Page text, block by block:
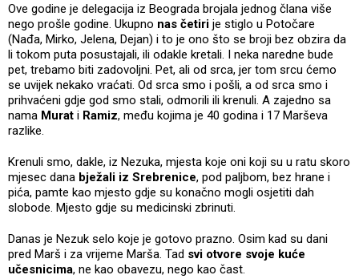
Ove godine je delegacija iz Beograda brojala jednog člana više
nego prošle godine. Ukupno nas četiri je stiglo u Potočare
(Nađa, Mirko, Jelena, Dejan) i to je ono što se broji bez obzira da
li tokom puta posustajali, ili odakle kretali. I neka naredne bude
pet, trebamo biti zadovoljni. Pet, ali od srca, jer tom srcu ćemo
se uvijek nekako vraćati. Od srca smo i pošli, a od srca smo i
prihvaćeni gdje god smo stali, odmorili ili krenuli. A zajedno sa
nama Murat i Ramiz, među kojima je 40 godina i 17 Marševa
razlike.
Krenuli smo, dakle, iz Nezuka, mjesta koje oni koji su u ratu skoro
mjesec dana bježali iz Srebrenice, pod paljbom, bez hrane i
pića, pamte kao mjesto gdje su konačno mogli osjetiti dah
slobode. Mjesto gdje su medicinski zbrinuti.
Danas je Nezuk selo koje je gotovo prazno. Osim kad su dani
pred Marš i za vrijeme Marša. Tad svi otvore svoje kuće
učesnicima, ne kao obavezu, nego kao čast.